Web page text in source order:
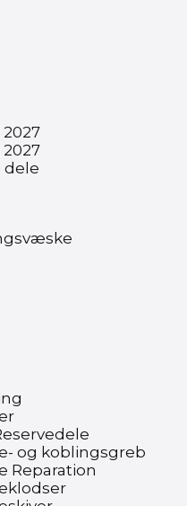
2027
2027
dele
og koblingsgreb
Reparation